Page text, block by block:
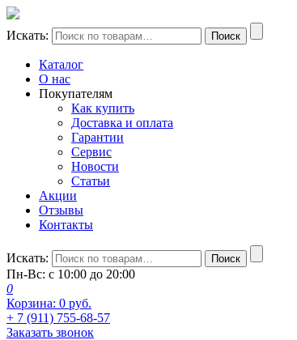
Искать: Поиск
Каталог
О нас
Покупателям
Как купить
Доставка и оплата
Гарантии
Сервис
Новости
Статьи
Акции
Отзывы
Контакты
Искать: Поиск
Пн-Вс: с 10:00 до 20:00
0
Корзина: 0 руб.
+ 7 (911) 755-68-57
Заказать звонок